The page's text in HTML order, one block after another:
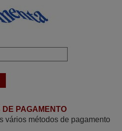
veio bem embrulhado e
sem problemas.
Julho 2025
DE PAGAMENTO
vários métodos de pagamento